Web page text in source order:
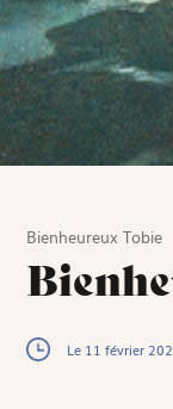
Bienheureux Tobie
Le 11 février